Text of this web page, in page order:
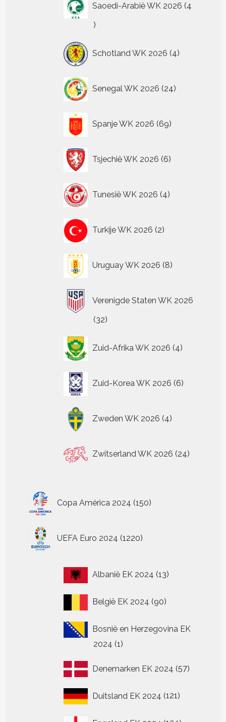
Saoedi-Arabië WK 2026 4
4
Schotland WK 2026 4
producten
Senegal WK 2026 24
producten
Spanje WK 2026 69
producten
Tsjechië WK 2026 6
producten
Tunesië WK 2026 4
producten
Turkije WK 2026 2
producten
Uruguay WK 2026 8
producten
Verenigde Staten WK 2026
3232
Zuid-Afrika WK 2026 4
producten
Zuid-Korea WK 2026 6
producten
Zweden WK 2026 4
producten
Zwitserland WK 2026 24
producten
Copa América 2024 150
producten
UEFA Euro 2024 1220
producten
Albanië EK 2024 1313
België EK 2024 9090
Bosnië en Herzegovina EK
2024 11
Denemarken EK 2024 5757
Duitsland EK 2024 121121